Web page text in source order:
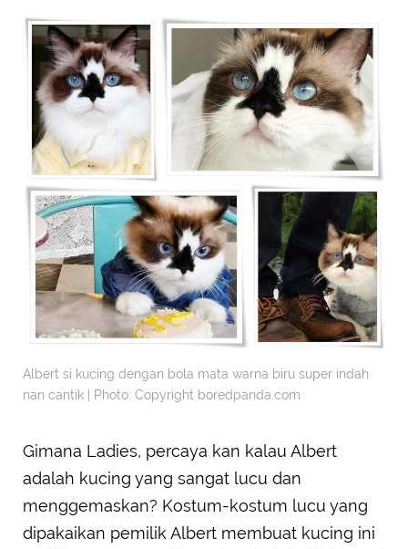
Albert si kucing dengan bola mata warna biru super indah
nan cantik | Photo: Copyright boredpanda.com
Gimana Ladies, percaya kan kalau Albert
adalah kucing yang sangat lucu dan
menggemaskan? Kostum-kostum lucu yang
dipakaikan pemilik Albert membuat kucing ini